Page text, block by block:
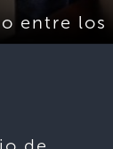
entre los